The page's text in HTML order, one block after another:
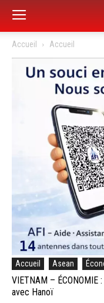
Accueil Accueil
Accueil Asean
VIETNAM –
avec Hanoï